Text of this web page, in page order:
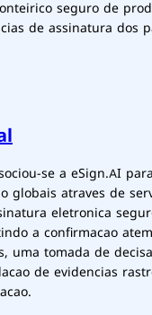
seguro de
de assinatura dos
se a eSign.AI
globais atraves de
eletronica
a confirmacao
uma tomada de
de evidencias